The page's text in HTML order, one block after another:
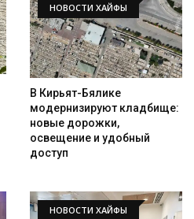
Искать
НОВОСТИ ХАЙФЫ
В Кирьят-Бялике
модернизируют кладбище:
новые дорожки,
освещение и удобный
доступ
НОВОСТИ ХАЙФЫ